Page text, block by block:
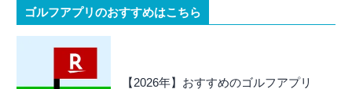
ゴルフアプリのおすすめはこちら
【2026年】おすすめのゴルフアプリ